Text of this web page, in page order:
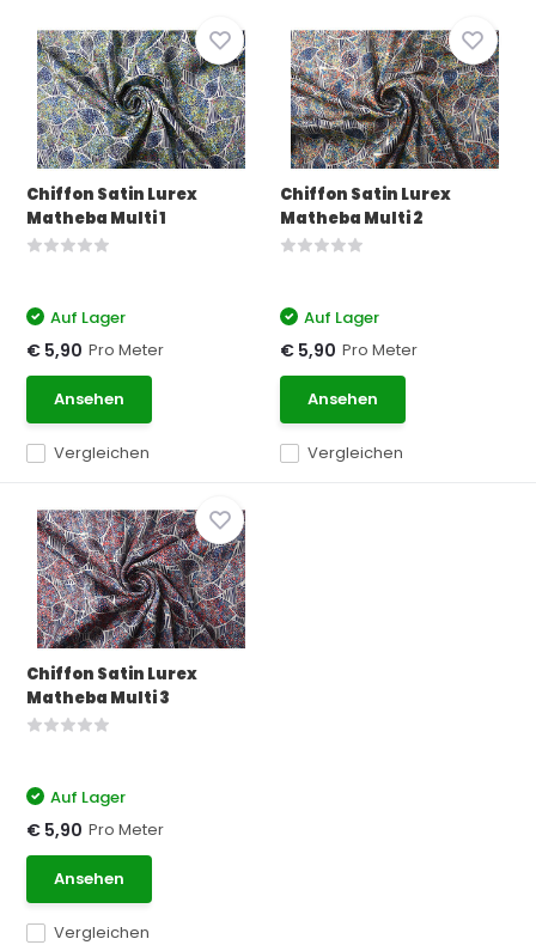
Chiffon Satin Lurex
Matheba Multi 1
Vergleichen
Auf Lager
€ 5,90 Pro Meter
Ansehen
Chiffon Satin Lurex
Matheba Multi 2
Vergleichen
Auf Lager
€ 5,90 Pro Meter
Ansehen
Chiffon Satin Lurex
Matheba Multi 3
Vergleichen
Auf Lager
€ 5,90 Pro Meter
Ansehen